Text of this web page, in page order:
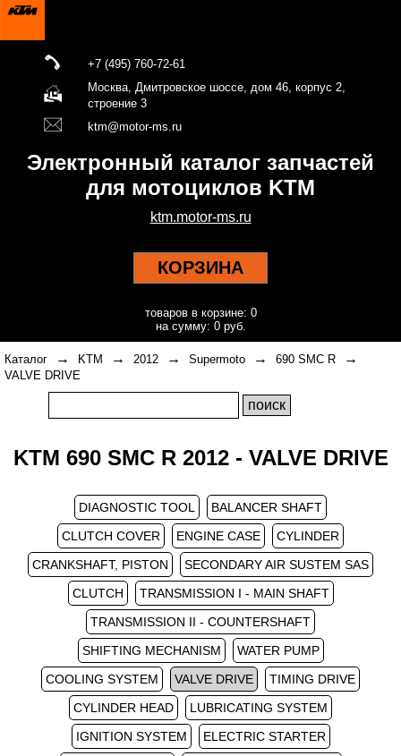
+7 (495) 760-72-61
Москва, Дмитровское шоссе, дом 46, корпус 2,
строение 3
ktm@motor-ms.ru
Электронный каталог запчастей
для мотоциклов KTM
ktm.motor-ms.ru
КОРЗИНА
товаров в корзине: 0
на сумму: 0 руб.
Каталог → KTM → 2012 → Supermoto → 690 SMC R →
VALVE DRIVE
KTM 690 SMC R 2012 - VALVE DRIVE
DIAGNOSTIC TOOL
BALANCER SHAFT
CLUTCH COVER
ENGINE CASE
CYLINDER
CRANKSHAFT, PISTON
SECONDARY AIR SUSTEM SAS
CLUTCH
TRANSMISSION I - MAIN SHAFT
TRANSMISSION II - COUNTERSHAFT
SHIFTING MECHANISM
WATER PUMP
COOLING SYSTEM
VALVE DRIVE
TIMING DRIVE
CYLINDER HEAD
LUBRICATING SYSTEM
IGNITION SYSTEM
ELECTRIC STARTER